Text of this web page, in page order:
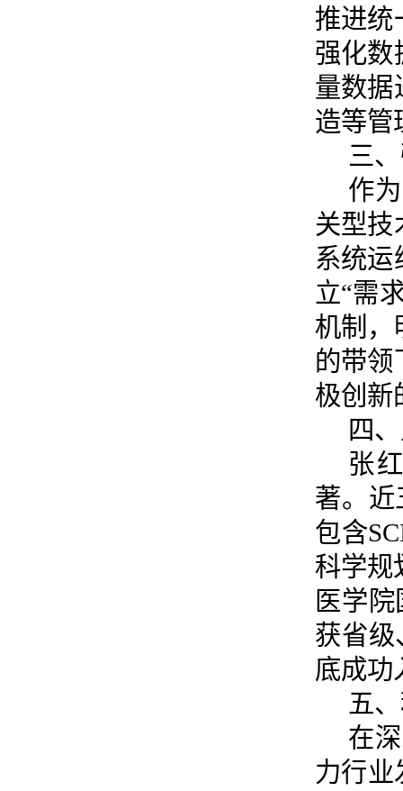
推进统
强化数
量数据
造等管
三
作
关型技
系统运
立“需
机制，
的带领
极创新
四
张
著。近
包含
科学规
医学
获省级
底成功
五
在
力行业